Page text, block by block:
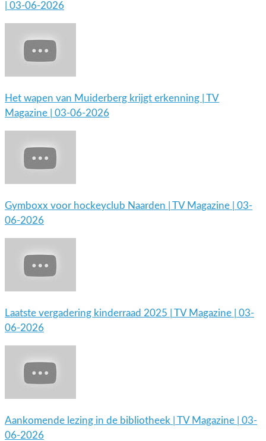
| 03-06-2026
Het wapen van Muiderberg krijgt erkenning | TV
Magazine | 03-06-2026
Gymboxx voor hockeyclub Naarden | TV Magazine | 03-
06-2026
Laatste vergadering kinderraad 2025 | TV Magazine | 03-
06-2026
Aankomende lezing in de bibliotheek | TV Magazine | 03-
06-2026